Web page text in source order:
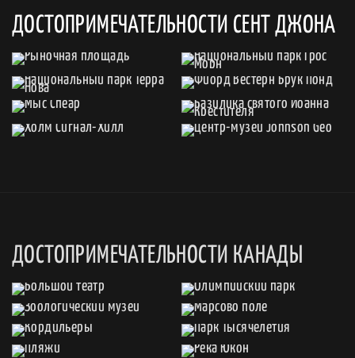
ДОСТОПРИМЕЧАТЕЛЬНОСТИ СЕНТ ДЖОНА
ДОСТОПРИМЕЧАТЕЛЬНОСТИ КАНАДЫ